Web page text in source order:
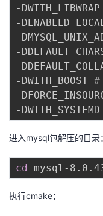
-DWITH_LIBWRAP
-
-
-
-
-DWITH_BOOST #
-
-DWITH_SYSTEMD
进入mysql包解压的目录：
cd
执行cmake：